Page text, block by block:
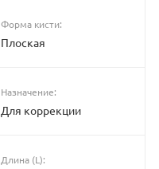
Форма кисти:
Плоская
Назначение:
Для коррекции
Длина (L):